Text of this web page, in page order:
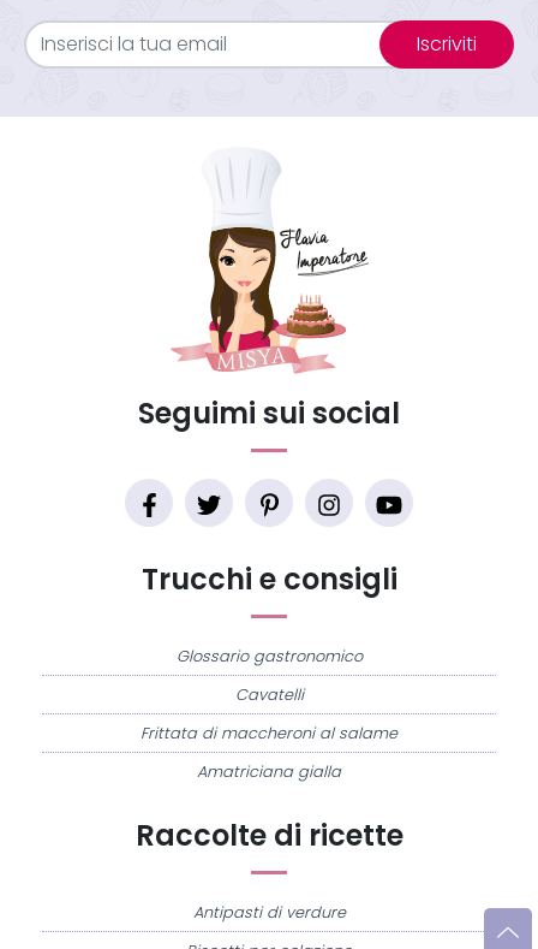
Iscriviti
Raccolte di ricette
Antipasti di verdure
Trucchi e consigli
Glossario gastronomico
Cavatelli
Frittata di maccheroni al salame
Amatriciana gialla
Seguimi sui social